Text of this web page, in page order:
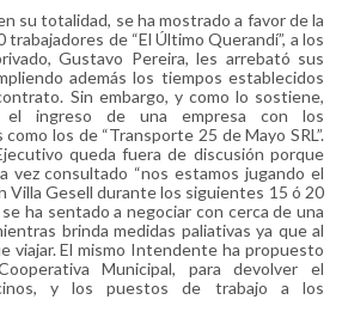
su totalidad, se ha mostrado a favor de la
trabajadores de “El Último Querandí”, a los
Gustavo Pereira, les arrebató sus
además los tiempos establecidos
Sin embargo, y como lo sostiene,
el ingreso de una empresa con los
los de “Transporte 25 de Mayo SRL”.
queda fuera de discusión porque
vez consultado “nos estamos jugando el
Gesell durante los siguientes 15 ó 20
se ha sentado a negociar con cerca de una
brinda medidas paliativas ya que al
viajar. El mismo Intendente ha propuesto
Municipal, para devolver el
y los puestos de trabajo a los